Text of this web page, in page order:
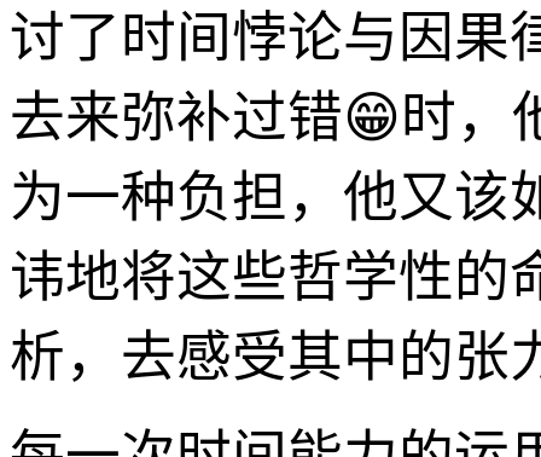
讨了时间悖论与因果
去来弥补过错😁时，
为一种负担，他又该
讳地将这些哲学性的
析，去感受其中的张